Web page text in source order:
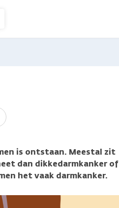
is ontstaan. Meestal zit
dan dikkedarmkanker of
het vaak darmkanker.